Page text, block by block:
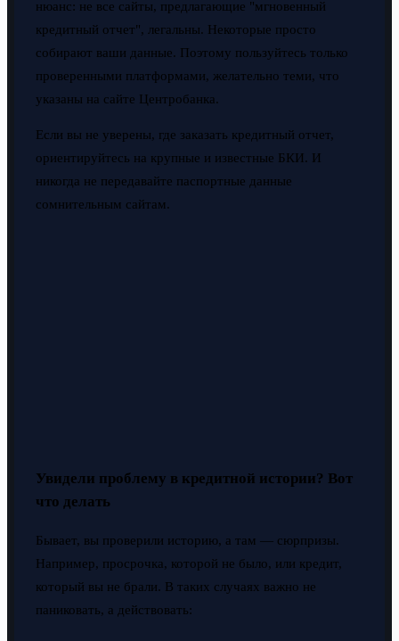
нюанс: не все сайты, предлагающие "мгновенный
кредитный отчет", легальны. Некоторые просто
собирают ваши данные. Поэтому пользуйтесь только
проверенными платформами, желательно теми, что
указаны на сайте Центробанка.
Если вы не уверены, где заказать кредитный отчет,
ориентируйтесь на крупные и известные БКИ. И
никогда не передавайте паспортные данные
сомнительным сайтам.
Увидели проблему в кредитной истории? Вот
что делать
Бывает, вы проверили историю, а там — сюрпризы.
Например, просрочка, которой не было, или кредит,
который вы не брали. В таких случаях важно не
паниковать, а действовать: